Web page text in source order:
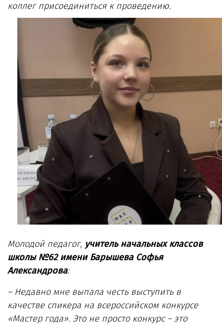
коллег присоединиться к проведению.
Молодой педагог, учитель начальных классов
школы №62 имени Барышева Софья
Александрова:
– Недавно мне выпала честь выступить в
качестве спикера на всероссийском конкурсе
«Мастер года». Это не просто конкурс – это